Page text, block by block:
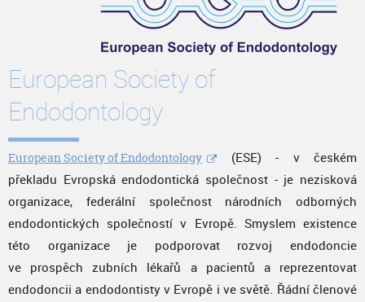
European Society of
Endodontology
European Society of Endodontology
(ESE) - v českém
překladu Evropská endodontická společnost - je nezisková
organizace, federální společnost národních odborných
endodontických společností v Evropě. Smyslem existence
této organizace je podporovat rozvoj endodoncie
ve prospěch zubních lékařů a pacientů a reprezentovat
endodoncii a endodontisty v Evropě i ve světě. Řádní členové